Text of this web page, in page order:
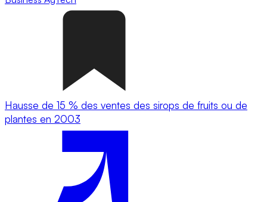
Hausse de 15 % des ventes des sirops de fruits ou de
plantes en 2003